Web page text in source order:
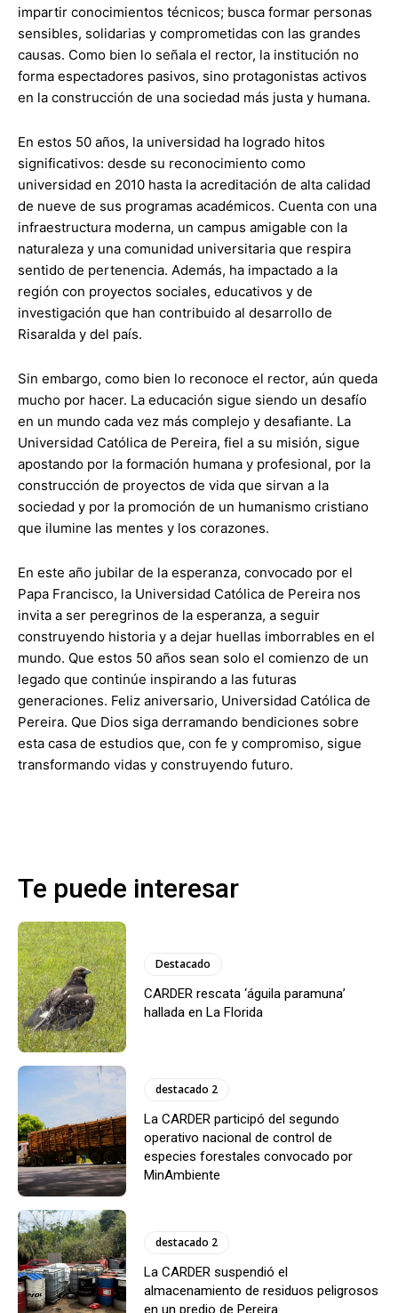
impartir conocimientos técnicos; busca formar personas
sensibles, solidarias y comprometidas con las grandes
causas. Como bien lo señala el rector, la institución no
forma espectadores pasivos, sino protagonistas activos
en la construcción de una sociedad más justa y humana.
En estos 50 años, la universidad ha logrado hitos
significativos: desde su reconocimiento como
universidad en 2010 hasta la acreditación de alta calidad
de nueve de sus programas académicos. Cuenta con una
infraestructura moderna, un campus amigable con la
naturaleza y una comunidad universitaria que respira
sentido de pertenencia. Además, ha impactado a la
región con proyectos sociales, educativos y de
investigación que han contribuido al desarrollo de
Risaralda y del país.
Sin embargo, como bien lo reconoce el rector, aún queda
mucho por hacer. La educación sigue siendo un desafío
en un mundo cada vez más complejo y desafiante. La
Universidad Católica de Pereira, fiel a su misión, sigue
apostando por la formación humana y profesional, por la
construcción de proyectos de vida que sirvan a la
sociedad y por la promoción de un humanismo cristiano
que ilumine las mentes y los corazones.
En este año jubilar de la esperanza, convocado por el
Papa Francisco, la Universidad Católica de Pereira nos
invita a ser peregrinos de la esperanza, a seguir
construyendo historia y a dejar huellas imborrables en el
mundo. Que estos 50 años sean solo el comienzo de un
legado que continúe inspirando a las futuras
generaciones. Feliz aniversario, Universidad Católica de
Pereira. Que Dios siga derramando bendiciones sobre
esta casa de estudios que, con fe y compromiso, sigue
transformando vidas y construyendo futuro.
Te puede interesar
Destacado
CARDER rescata ‘águila paramuna’
hallada en La Florida
destacado 2
La CARDER participó del segundo
operativo nacional de control de
especies forestales convocado por
MinAmbiente
destacado 2
La CARDER suspendió el
almacenamiento de residuos peligrosos
en un predio de Pereira